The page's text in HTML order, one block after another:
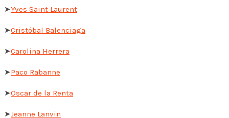
➤Yves Saint Laurent
➤Cristóbal Balenciaga
➤Carolina Herrera
➤Paco Rabanne
➤Oscar de la Renta
➤Jeanne Lanvin